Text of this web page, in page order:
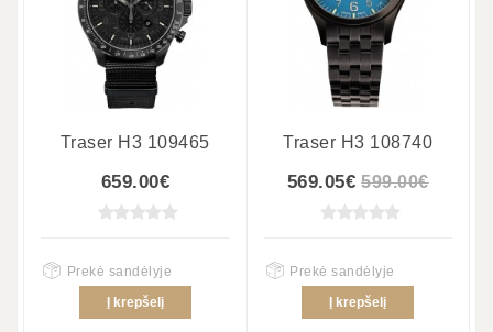
Traser H3 109465
659.00€
Prekė sandėlyje
Į krepšelį
Traser H3 108740
569.05€ 599.00€
Prekė sandėlyje
Į krepšelį